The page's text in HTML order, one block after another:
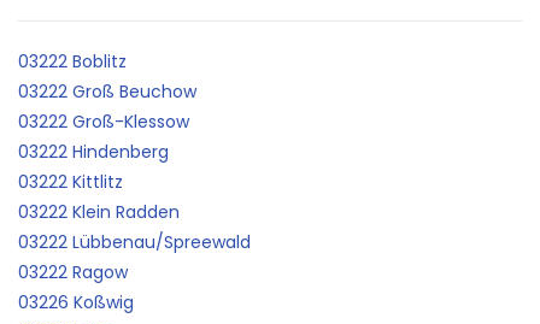
03222 Boblitz
03222 Groß Beuchow
03222 Groß-Klessow
03222 Hindenberg
03222 Kittlitz
03222 Klein Radden
03222 Lübbenau/Spreewald
03222 Ragow
03226 Koßwig